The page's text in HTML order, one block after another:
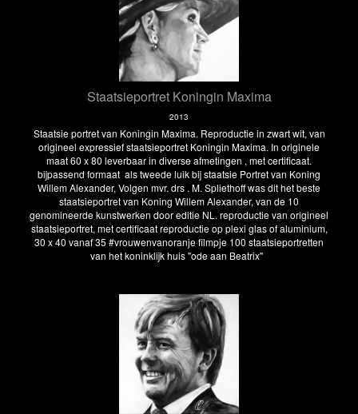
Staatsieportret Koningin Maxima
2013
Staatsie portret van Koningin Maxima. Reproductie in zwart wit, van
origineel expressief staatsieportret Koningin Maxima. In originele
maat 60 x 80 leverbaar in diverse afmetingen , met certificaat.
bijpassend formaat als tweede luik bij staatsie Portret van Koning
Willem Alexander, Volgen mvr. drs . M. Spliethoff was dit het beste
staatsieportret van Koning Willem Alexander, van de 10
genomineerde kunstwerken door editie NL. reproductie van origineel
staatsieportret, met certificaat reproductie op plexi glas of aluminium,
30 x 40 vanaf 35 #vrouwenvanoranje filmpje 100 staatsieportretten
van het koninklijk huis "ode aan Beatrix"